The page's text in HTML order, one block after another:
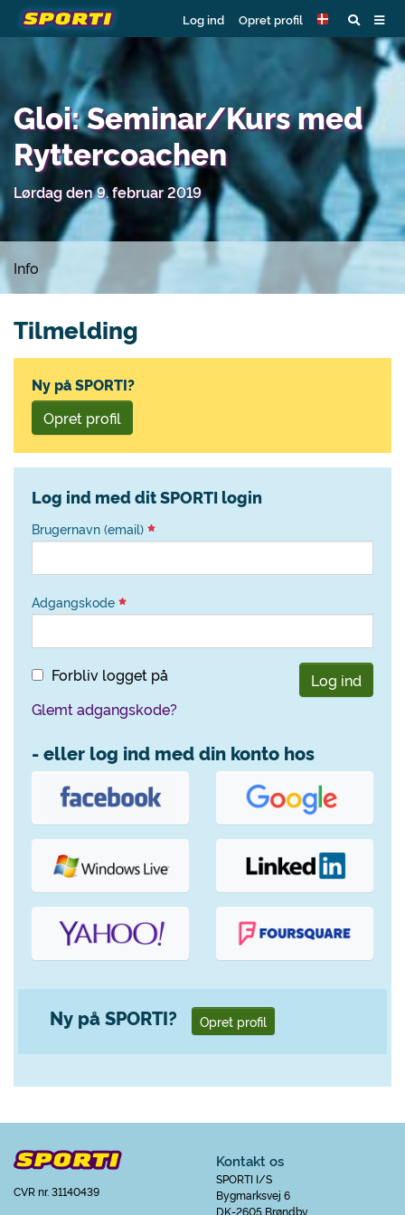
Log ind Opret profil
Gloi: Seminar/Kurs med
Ryttercoachen
Lørdag den 9. februar 2019
Info
Tilmelding
Ny på SPORTI?
Opret profil
Log ind med dit SPORTI login
Brugernavn (email)
Adgangskode
Forbliv logget på
Log ind
Glemt adgangskode?
- eller log ind med din konto hos
Ny på SPORTI? Opret profil
CVR nr. 31140439
Kontakt os
SPORTI I/S
Bygmarksvej 6
DK-2605 Brøndby